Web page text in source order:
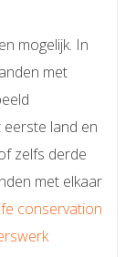
mogelijk. In
met
eerste land en
zelfs derde
met elkaar
conservation